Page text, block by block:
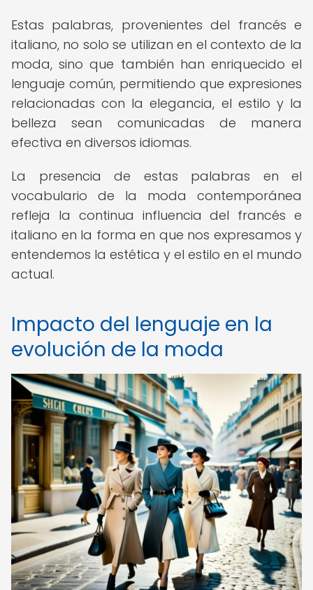
Estas palabras, provenientes del francés e
italiano, no solo se utilizan en el contexto de la
moda, sino que también han enriquecido el
lenguaje común, permitiendo que expresiones
relacionadas con la elegancia, el estilo y la
belleza sean comunicadas de manera
efectiva en diversos idiomas.
La presencia de estas palabras en el
vocabulario de la moda contemporánea
refleja la continua influencia del francés e
italiano en la forma en que nos expresamos y
entendemos la estética y el estilo en el mundo
actual.
Impacto del lenguaje en la
evolución de la moda